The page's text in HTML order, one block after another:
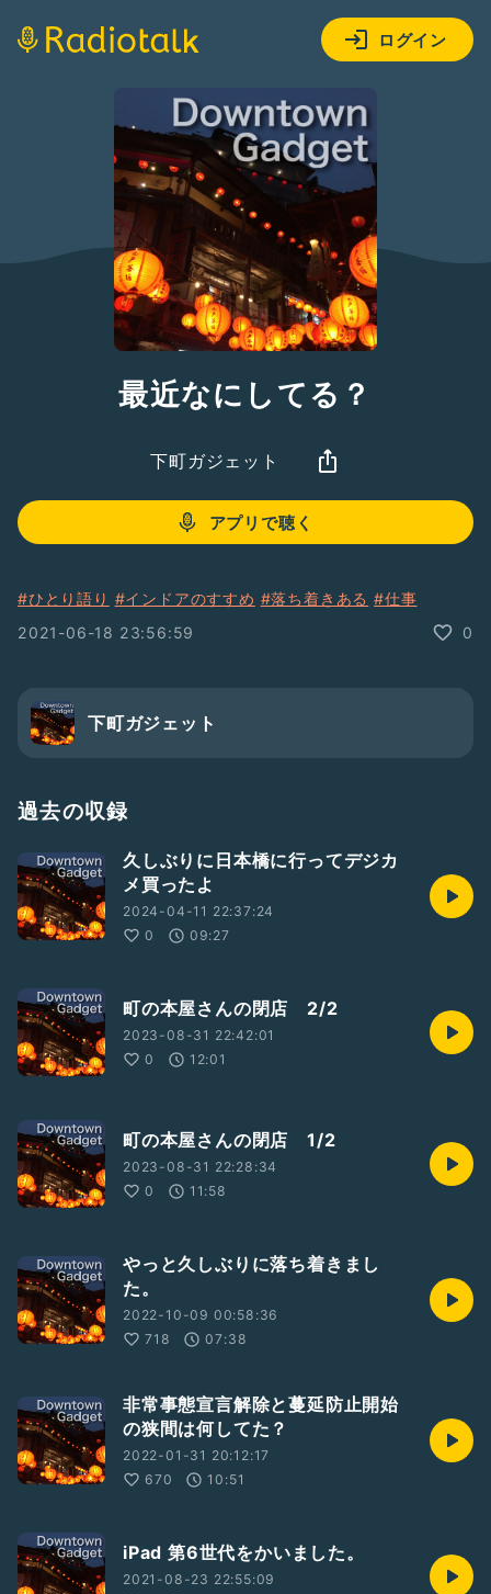
ログイン
最近なにしてる？
下町ガジェット
アプリで聴く
#ひとり語り #インドアのすすめ #落ち着きある #仕事
2021-06-18 23:56:59
0
下町ガジェット
過去の収録
久しぶりに日本橋に行ってデジカ
メ買ったよ
2024-04-11 22:37:24
0
09:27
町の本屋さんの閉店 2/2
2023-08-31 22:42:01
0
12:01
町の本屋さんの閉店 1/2
2023-08-31 22:28:34
0
11:58
やっと久しぶりに落ち着きまし
た。
2022-10-09 00:58:36
718
07:38
非常事態宣言解除と蔓延防止開始
の狭間は何してた？
2022-01-31 20:12:17
670
10:51
iPad 第6世代をかいました。
2021-08-23 22:55:09